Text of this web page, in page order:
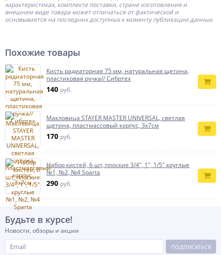
характеристиках, комплекте поставки, стране изготовления и
внешнем виде товара может отличаться от фактической и
основывается на последних доступных к моменту публикации данных.
Похожие товары
Кисть радиаторная 75 мм, натуральная щетина,
пластиковая ручка// Сибртех
140 руб.
Макловица STAYER MASTER UNIVERSAL, светлая
щетина, пластмассовый корпус, 3х7см
170 руб.
Набор кистей, 6 шт, плоские 3/4", 1", 1/5" круглые
№1, №2, №4 Sparta
290 руб.
Будьте в курсе!
Новости, обзоры и акции
ПОДПИСАТЬСЯ